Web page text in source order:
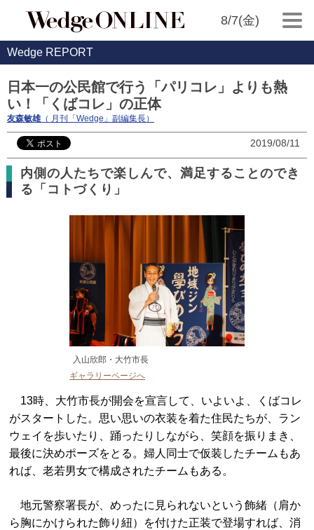
8/7(金)
Wedge REPORT
日本一の公民館で行う「パリコレ」よりも熱
い！「くばコレ」の正体
友森敏雄（ 月刊「Wedge」副編集長）
2019/08/11
内側の人たちで楽しんで、満足することのでき
る「コトづくり」
入山欣郎・大竹市長
ギャラリーページへ
13時、大竹市長が開会を宣言して、いよいよ、くばコレ
がスタートした。思い思いの衣装を着た住民たちが、ラン
ウェイを歩いたり、踊ったりしながら、笑顔を振りまき、
最後に決めポーズをとる。婦人同士で仮装したチームもあ
れば、老若男女で構成されたチームもある。
地元警察署長が、めったに見られないという飾緒（肩か
ら胸にかけられた飾り紐）を付けた正装で登場すれば、消